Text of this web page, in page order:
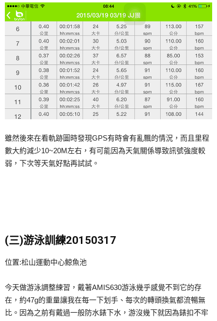
雖然後來在看軌跡圖時發現GPS有時會有亂飄的情況，而且里程
數大約減少10~20M左右，有可能因為天氣關係導致訊號強度較
弱，下次等天氣好點再試試。
(三)游泳訓練20150317
位置:松山運動中心鯨魚池
今天做游泳調整練習，戴著AMIS630游泳幾乎感覺不到它的存
在，約47g的重量讓我在每一下划手、每次的轉頭換氣都流暢無
比。因為之前有戴過一般防水錶下水，游沒幾下就因為錶扣不牢